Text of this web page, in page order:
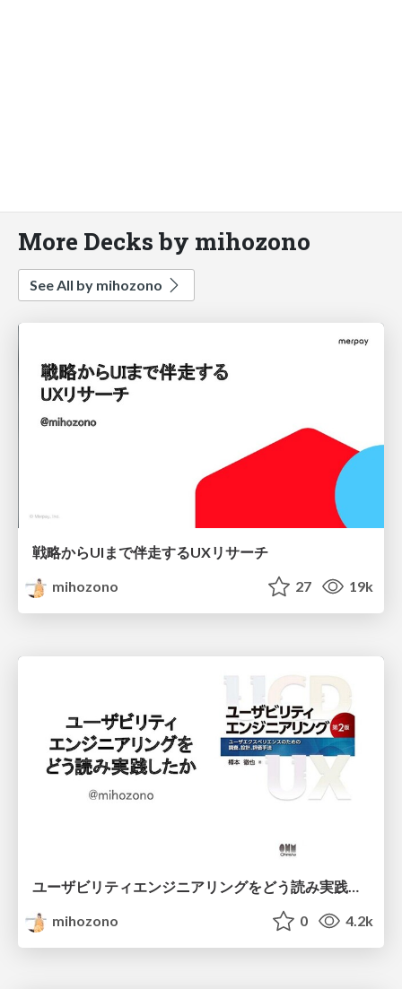
More Decks by mihozono
See All by mihozono
戦略からUIまで伴走するUXリサーチ
mihozono
27 19k
mihozono
0 4.2k